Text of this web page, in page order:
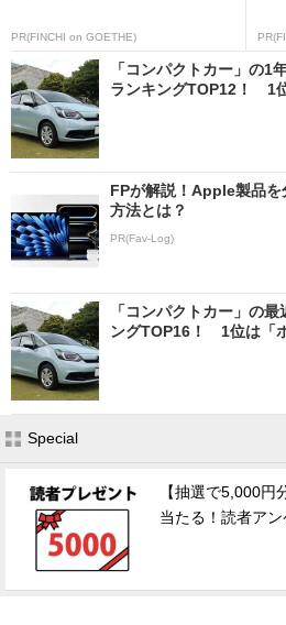
PR(FINCHI on GOETHE)
「コンパクトカー」の1
ランキングTOP12！ 1
FPが解説！Apple製品を
方法とは？
PR(Fav-Log)
「コンパクトカー」の
ングTOP16！ 1位は「
Special
【抽選で5,000円
当たる！読者ア